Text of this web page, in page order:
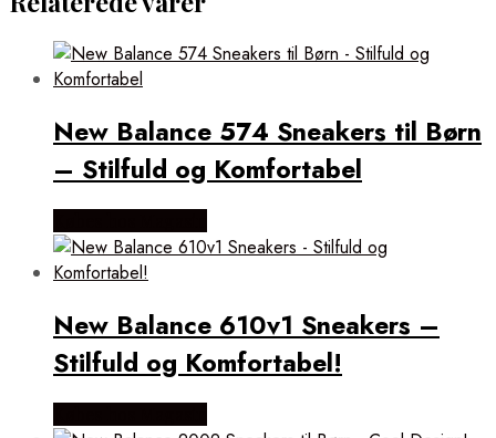
New Balance 574 Sneakers til Børn
– Stilfuld og Komfortabel
New Balance 610v1 Sneakers –
Stilfuld og Komfortabel!